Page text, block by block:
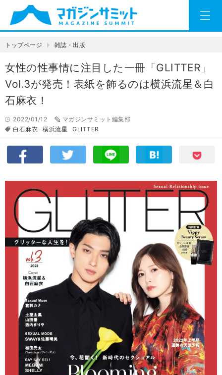
トップページ 雑誌・出版
女性の性事情に注目した一冊「GLITTER」
Vol.3が発売！表紙を飾るのは横浜流星＆白
石麻衣！
2022/01/12
マガジンサミット編集部
白石麻衣
横浜流星 GLITTER